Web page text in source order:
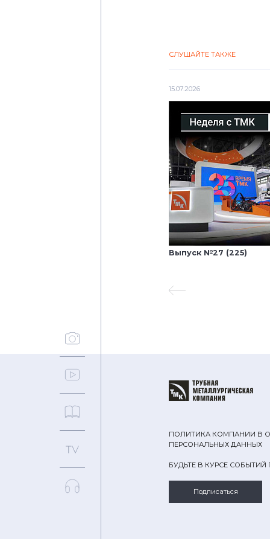
СЛУШАЙТЕ ТАКЖЕ
15.07.2026
Выпуск №27 (225)
ПОЛИТИКА КОМПАНИИ В
ПЕРСОНАЛЬНЫХ ДАННЫХ
БУДЬТЕ В КУРСЕ
Подписаться